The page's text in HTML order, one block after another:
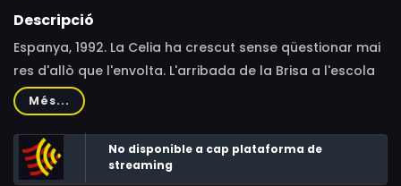
Descripció
Espanya, 1992. La Celia ha crescut sense qüestionar mai
res d'allò que l'envolta. L'arribada de la Brisa a l'escola
de monges on estudia, i la seva nova amistat amb un
grup de noies més grans que ella, l'empeny a descobrir
una realitat que ja no té res a veure amb la desfasada
educació que rep, tant a casa com a l'escola. Té 13 anys
Més...
No disponible a cap plataforma de
streaming